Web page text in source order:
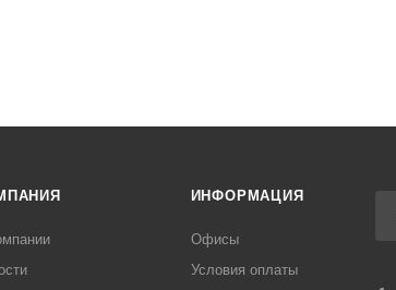
ИНФОРМАЦИЯ
Офисы
Условия оплаты